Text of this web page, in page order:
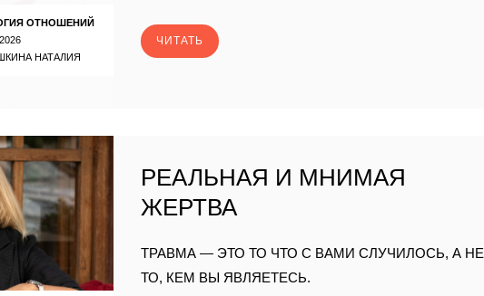
ОТНОШЕНИЙ
НАТАЛИЯ
ЧИТАТЬ
РЕАЛЬНАЯ И МНИМАЯ
ЖЕРТВА
ТРАВМА — ЭТО ТО ЧТО С ВАМИ СЛУЧИЛОСЬ, А НЕ
ТО, КЕМ ВЫ ЯВЛЯЕТЕСЬ.